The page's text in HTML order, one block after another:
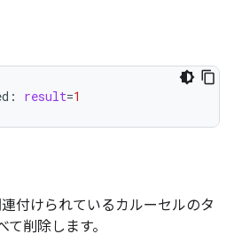
result=1
付けられているカルーセルのタ
削除します。